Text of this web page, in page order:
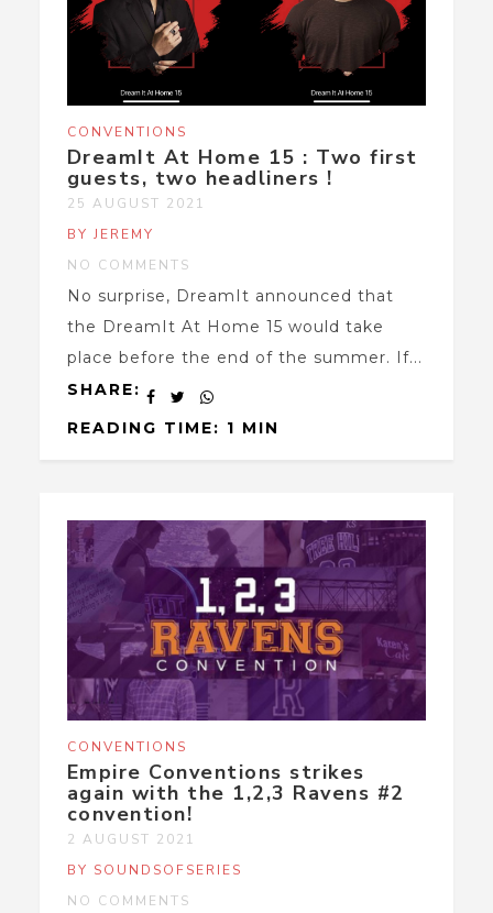
CONVENTIONS
DreamIt At Home 15 : Two first
guests, two headliners !
25 AUGUST 2021
BY JEREMY
NO COMMENTS
No surprise, DreamIt announced that
the DreamIt At Home 15 would take
place before the end of the summer. If...
SHARE:
READING TIME: 1 MIN
CONVENTIONS
Empire Conventions strikes
again with the 1,2,3 Ravens #2
convention!
2 AUGUST 2021
BY SOUNDSOFSERIES
NO COMMENTS